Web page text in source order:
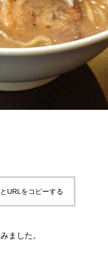
URLをコピーする
ました。